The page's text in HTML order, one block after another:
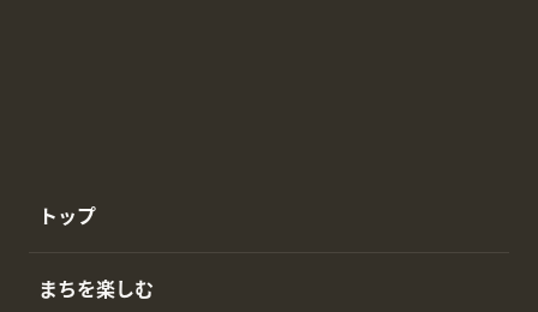
トップ
まちを楽しむ